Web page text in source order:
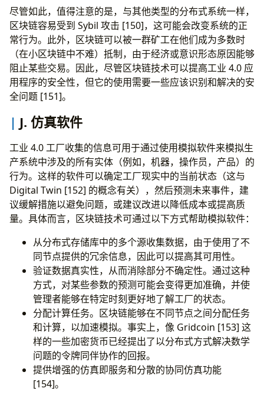
尽管如此，值得注意的是，与其他类型的分布式系统一样，
区块链容易受到 Sybil 攻击 [150]，这可能会改变系统的正
常行为。此外，区块链可以被一群矿工在他们成为多数时
（在小区块链中不难）抵制，由于经济或意识形态原因能够
阻止某些交易。因此，尽管区块链技术可以提高工业 4.0 应
用程序的安全性，但它的使用需要一些应该识别和解决的安
全问题 [151]。
J. 仿真软件
工业 4.0 工厂收集的信息可用于通过使用模拟软件来模拟生
产系统中涉及的所有实体（例如，机器，操作员，产品）的
行为。这样的软件可以确定工厂现实中的当前状态（这与
Digital Twin [152] 的概念有关），然后预测未来事件，建
议缓解措施以避免问题，或建议改进以降低成本或提高质
量。具体而言，区块链技术可通过以下方式帮助模拟软件：
从分布式存储库中的多个源收集数据，由于使用了不
同节点提供的冗余信息，因此可以提高其可用性。
验证数据真实性，从而消除部分不确定性。通过这种
方式，对某些参数的预测可能会变得更加准确，并使
管理者能够在特定时刻更好地了解工厂的状态。
分配计算任务。区块链能够在不同节点之间分配任务
和计算，以加速模拟。事实上，像 Gridcoin [153] 这
样的一些加密货币已经提出了以分布式方式解决数学
问题的令牌同伴协作的回报。
提供增强的仿真即服务和分散的协同仿真功能
[154]。